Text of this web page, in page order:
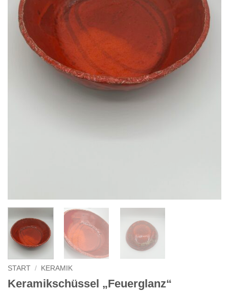
START / KERAMIK
Keramikschüssel „Feuerglanz“